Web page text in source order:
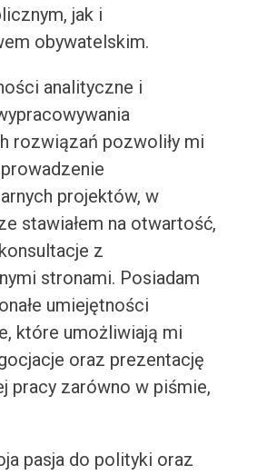
jak i
obywatelskim.
analityczne i
rozwiązań pozwoliły mi
projektów, w
stawiałem na otwartość,
z
stronami. Posiadam
umiejętności
które umożliwiają mi
oraz prezentację
pracy zarówno w piśmie,
pasja do polityki oraz